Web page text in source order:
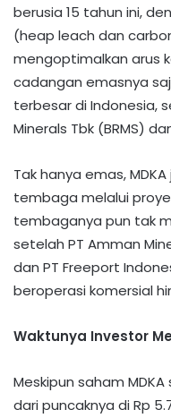
berusia 15 tahun ini,
(heap leach dan
mengoptimalkan arus
cadangan emasnya
terbesar di Indonesia,
Minerals Tbk (BRMS)
Tak hanya emas,
tembaga melalui
tembaganya pun tak
setelah PT Amman
dan PT Freeport
beroperasi komersial
Waktunya Investor
Meskipun saham
dari puncaknya di Rp